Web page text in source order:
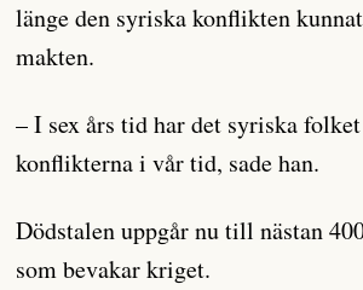
länge den syriska konflikten
makten.
– I sex års tid har det syriska
konflikterna i vår tid, sade han.
Dödstalen uppgår nu till nästan
som bevakar kriget.